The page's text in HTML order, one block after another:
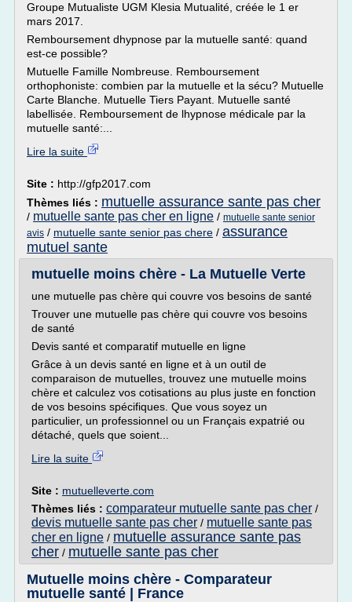
Groupe Mutualiste UGM Klesia Mutualité, créée le 1 er
mars 2017.
Remboursement dhypnose par la mutuelle santé: quand
est-ce possible?
Mutuelle Famille Nombreuse. Remboursement
orthophoniste: combien par la mutuelle et la sécu? Mutuelle
Carte Blanche. Mutuelle Tiers Payant. Mutuelle santé
labellisée. Remboursement de lhypnose médicale par la
mutuelle santé:...
Lire la suite
Site : http://gfp2017.com
Thèmes liés : mutuelle assurance sante pas cher
/ mutuelle sante pas cher en ligne / mutuelle sante senior
avis / mutuelle sante senior pas chere / assurance
mutuel sante
mutuelle moins chère - La Mutuelle Verte
une mutuelle pas chère qui couvre vos besoins de santé
Trouver une mutuelle pas chère qui couvre vos besoins
de santé
Devis santé et comparatif mutuelle en ligne
Grâce à un devis santé en ligne et à un outil de
comparaison de mutuelles, trouvez une mutuelle moins
chère et calculez vos cotisations au plus juste en fonction
de vos besoins spécifiques. Que vous soyez un
particulier, un professionnel ou un Français expatrié ou
détaché, quels que soient...
Lire la suite
Site : mutuelleverte.com
Thèmes liés : comparateur mutuelle sante pas cher /
devis mutuelle sante pas cher / mutuelle sante pas
cher en ligne / mutuelle assurance sante pas
cher / mutuelle sante pas cher
Mutuelle moins chère - Comparateur
mutuelle santé | France